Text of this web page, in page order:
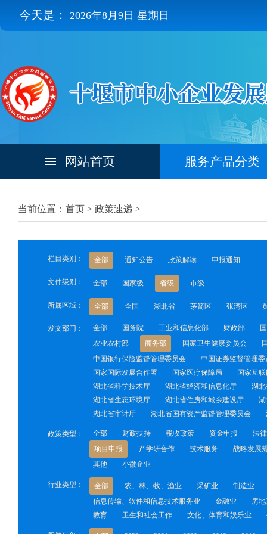
今天是： 2026年8月9日 星期日
网站首页 服务产品分类
当前位置：首页 > 政策速递 >
栏目类别： 全部 通知公告 政策解读 申报通知
文件级别： 全部 国家级 省级 市级
所属区域： 全部 全国 湖北省 茅箭区 张湾区
发文部门： 全部 国务院 工业和信息化部 财政部
农业农村部
商务部 国家卫生健康委员会
中国银行保险监督管理委员会
中国证券监督管理委
国家国际发展合作署
国家医疗保障局
国家互
湖北省科学技术厅
湖北省经济和信息化厅
湖
湖北省生态环境厅
湖北省住房和城乡建设厅
湖北省审计厅
湖北省国有资产监督管理委员会
政策类型： 全部 财政扶持 税收政策 资金申报
法
项目申报
产学研合作 技术服务
战略发展
其他
小微企业
行业类型： 全部 农、林、牧、渔业 采矿业
制造业
信息传输、软件和信息技术服务业
金融业
房
教育
卫生和社会工作 文化、体育和娱乐业